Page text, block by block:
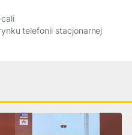
telefonii stacjonarnej